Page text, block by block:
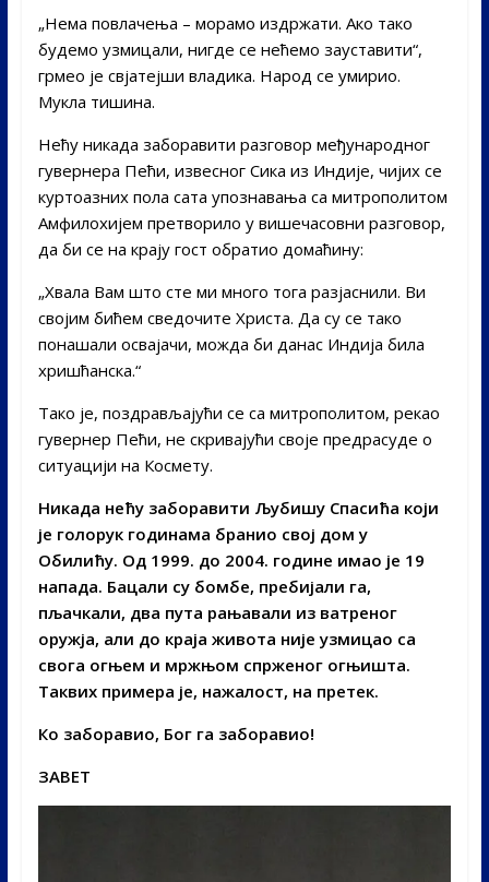
„Нема повлачења – морамо издржати. Ако тако
будемо узмицали, нигде се нећемо зауставити“,
грмео је свјатејши владика. Народ се умирио.
Мукла тишина.
Нећу никада заборавити разговор међународног
гувернера Пећи, извесног Сика из Индије, чијих се
куртоазних пола сата упознавања са митрополитом
Амфилохијем претворило у вишечасовни разговор,
да би се на крају гост обратио домаћину:
„Хвала Вам што сте ми много тога разјаснили. Ви
својим бићем сведочите Христа. Да су се тако
понашали освајачи, можда би данас Индија била
хришћанска.“
Тако је, поздрављајући се са митрополитом, рекао
гувернер Пећи, не скривајући своје предрасуде о
ситуацији на Космету.
Никада нећу заборавити Љубишу Спасића који
је голорук годинама бранио свој дом у
Обилићу. Од 1999. до 2004. године имао је 19
напада. Бацали су бомбе, пребијали га,
пљачкали, два пута рањавали из ватреног
оружја, али до краја живота није узмицао са
свога огњем и мржњом спрженог огњишта.
Таквих примера је, нажалост, на претек.
Ко заборавио, Бог га заборавио!
ЗАВЕТ